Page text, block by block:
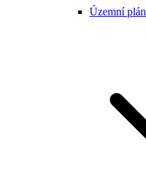
Územní plán